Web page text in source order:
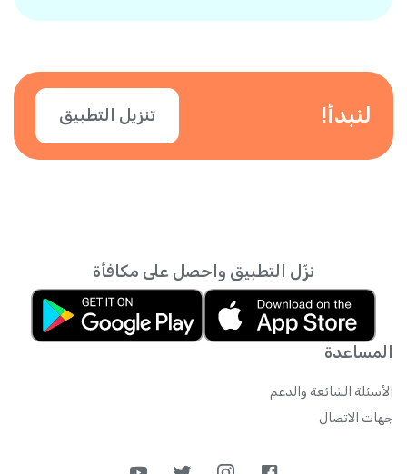
لنبدأ! تنزيل التطبيق
المساعدة
الأسئلة الشائعة والدعم
جهات الاتصال
نزّل التطبيق واحصل على مكافأة